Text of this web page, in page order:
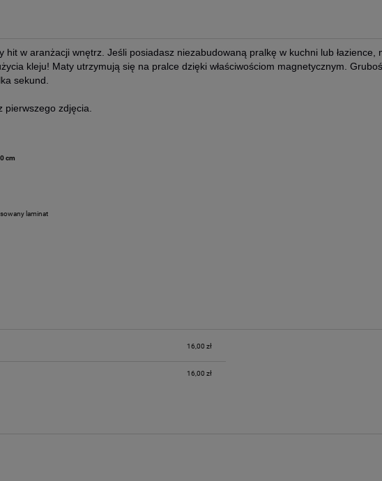
hit w aranżacji wnętrz. Jeśli posiadasz niezabudowaną pralkę w kuchni lub łazience,
kleju! Maty utrzymują się na pralce dzięki właściwościom magnetycznym.
sekund.
pierwszego zdjęcia.
cm
laminat
16,00 zł
16,00 zł